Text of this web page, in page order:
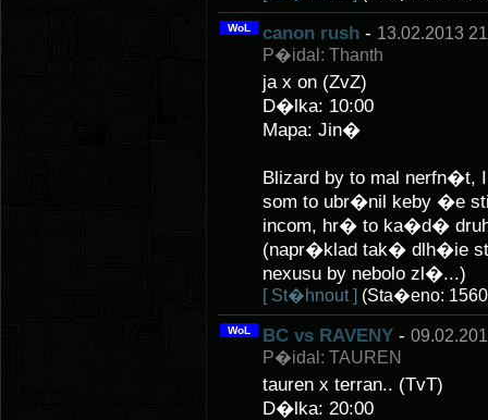
WoL canon rush - 13.02.2013
P�idal: Thanth
ja x on (ZvZ)
D�lka: 10:00
Mapa: Jin�
Blizard by to mal nerfn�t,
som to ubr�nil keby �e
incom, hr� to ka�d�
(napr�klad tak� dlh�ie
nexusu by nebolo zl�...)
[ St�hnout ] (Sta�eno:
WoL BC vs RAVENY -
P�idal: TAUREN
tauren x terran.. (TvT)
D�lka: 20:00